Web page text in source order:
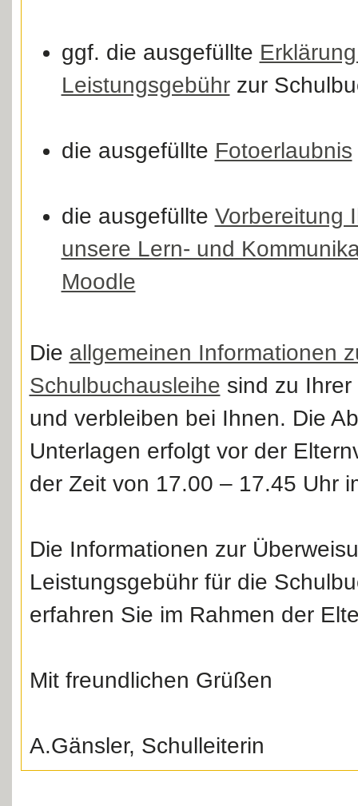
ggf. die ausgefüllte
Leistungsgebührzur
die ausgefüllte Fotoerlaubnis
die ausgefüllte Vorbereitung
unsere Lern- und
Moodle
Die allgemeinen Informationen
Schulbuchausleihe sind zu
und verbleiben bei Ihnen. Die
Unterlagen erfolgt vor der
der Zeit von 17.00 – 17.45 Uhr
Die Informationen zur
Leistungsgebühr für die
erfahren Sie im Rahmen der
Mit freundlichen Grüßen
A.Gänsler, Schulleiterin